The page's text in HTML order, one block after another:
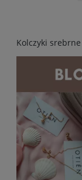
Kolczyki